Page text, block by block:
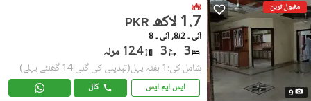
مقبول ترین
9
PKR 1.7 لاکھ
آئی ۔ 8/2, آئی ۔ 8
3
3 12.4 مرلہ
شامل کی:1 ہفتہ پہل (تبدیلی کی گئی:14 گھنٹے پہلے)
ایس ایم ایس کال